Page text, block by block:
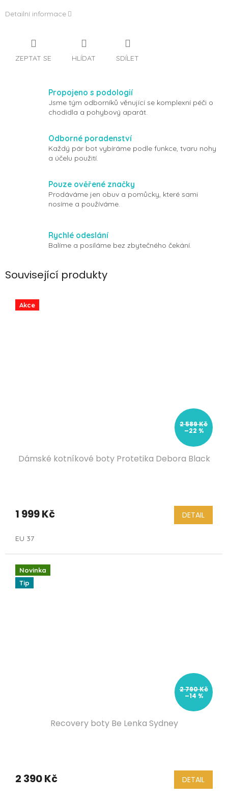
Detailní informace
ZEPTAT SE HLÍDAT SDÍLET
Propojeno s podologií
Jsme tým odborníků věnující se komplexní péči o
chodidla a pohybový aparát.
Odborné poradenství
Každý pár bot vybíráme podle funkce, tvaru nohy
a účelu použití.
Pouze ověřené značky
Prodáváme jen obuv a pomůcky, které sami
nosíme a používáme.
Rychlé odeslání
Balíme a posíláme bez zbytečného čekání.
Související produkty
Akce
2 589 Kč
–22 %
Dámské kotníkové boty Protetika Debora Black
1 999 Kč DETAIL
EU 37
Novinka
Tip
2 790 Kč
–14 %
Recovery boty Be Lenka Sydney
2 390 Kč DETAIL